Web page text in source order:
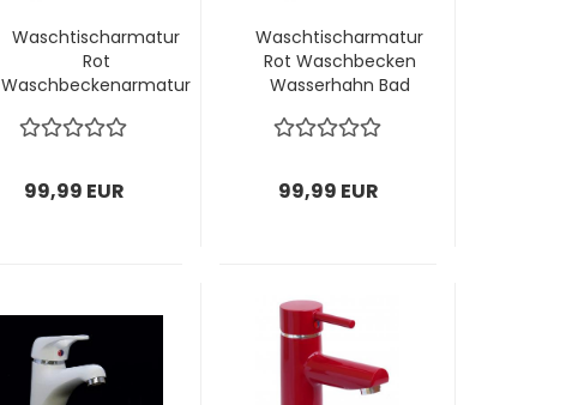
Waschtischarmatur
Rot
Waschbeckenarmatur
99,99 EUR
Waschtischarmatur
Rot Waschbecken
Wasserhahn Bad
99,99 EUR